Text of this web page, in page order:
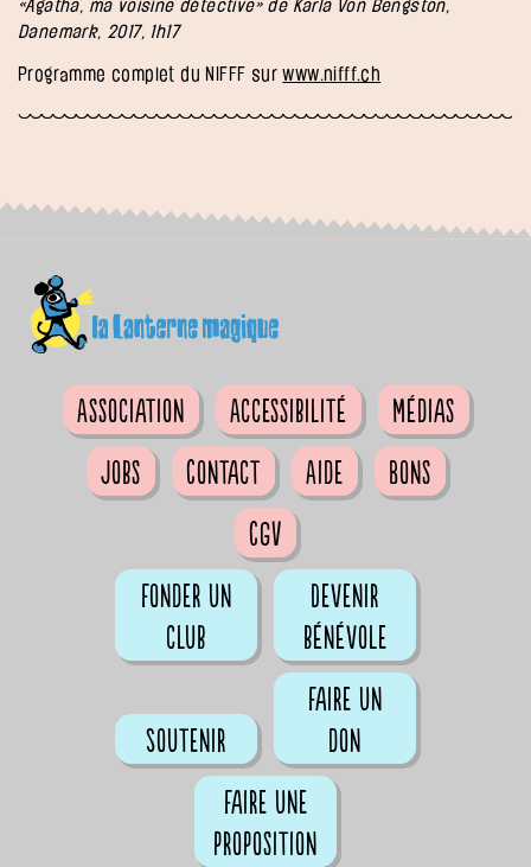
«Agatha, ma voisine détective» de Karla Von Bengston,
Danemark, 2017, 1h17
Programme complet du NIFFF surwww.nifff.ch
Association Accessibilité
Médias
Jobs
Contact Aide
Bons
CGV
Fonder un
club
Devenir
bénévole
Soutenir
Faire un
don
Faire une
proposition